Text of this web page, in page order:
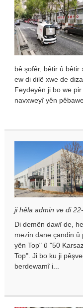
bê şofêr, bêtir û bêtir
ew di dilê xwe de
Feydeyên ji bo we
navxweyî yên
ji hêla admin ve di
Di demên dawî de,
mezin dane çandin û
yên Top" û "50
Top". Ji bo ku ji
berdewamî i...